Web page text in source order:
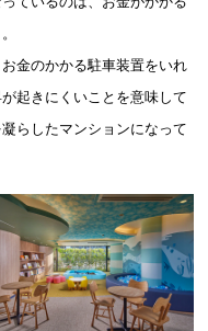
金のかかる駐車装置をいれ
起きにくいことを意味して
らしたマンションになって